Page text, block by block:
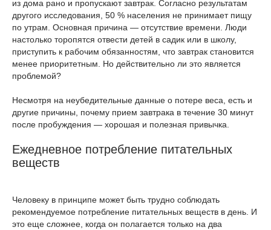
из дома рано и пропускают завтрак. Согласно результатам
другого исследования, 50 % населения не принимает пищу
по утрам. Основная причина — отсутствие времени. Люди
настолько торопятся отвести детей в садик или в школу,
приступить к рабочим обязанностям, что завтрак становится
менее приоритетным. Но действительно ли это является
проблемой?
Несмотря на неубедительные данные о потере веса, есть и
другие причины, почему прием завтрака в течение 30 минут
после пробуждения — хорошая и полезная привычка.
Ежедневное потребление питательных
веществ
Человеку в принципе может быть трудно соблюдать
рекомендуемое потребление питательных веществ в день. И
это еще сложнее, когда он полагается только на два